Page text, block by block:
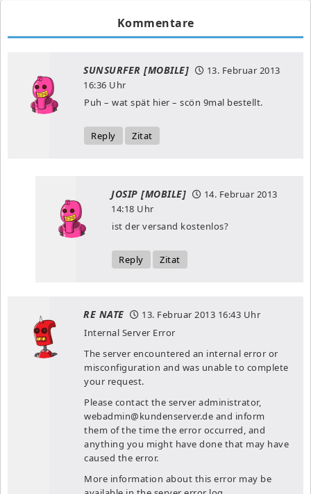
Kommentare
SUNSURFER [MOBILE]
13. Februar 2013
16:36 Uhr
Puh – wat spät hier – scön 9mal bestellt.
Reply Zitat
JOSIP [MOBILE]
14. Februar 2013
14:18 Uhr
ist der versand kostenlos?
Reply Zitat
RE NATE 13. Februar 2013 16:43 Uhr
Internal Server Error
The server encountered an internal error or
misconfiguration and was unable to complete
your request.
Please contact the server administrator,
webadmin@kundenserver.de and inform
them of the time the error occurred, and
anything you might have done that may have
caused the error.
More information about this error may be